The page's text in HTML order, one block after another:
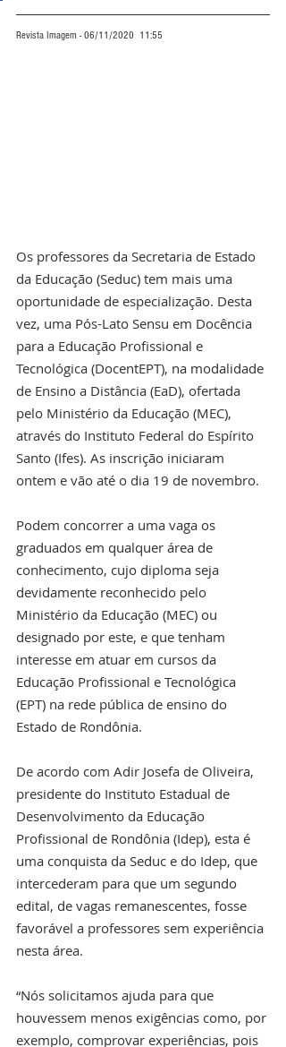
Revista Imagem - 06/11/2020  11:55
Os professores da Secretaria de Estado
da Educação (Seduc) tem mais uma
oportunidade de especialização. Desta
vez, uma Pós-Lato Sensu em Docência
para a Educação Profissional e
Tecnológica (DocentEPT), na modalidade
de Ensino a Distância (EaD), ofertada
pelo Ministério da Educação (MEC),
através do Instituto Federal do Espírito
Santo (Ifes). As inscrição iniciaram
ontem e vão até o dia 19 de novembro.
Podem concorrer a uma vaga os
graduados em qualquer área de
conhecimento, cujo diploma seja
devidamente reconhecido pelo
Ministério da Educação (MEC) ou
designado por este, e que tenham
interesse em atuar em cursos da
Educação Profissional e Tecnológica
(EPT) na rede pública de ensino do
Estado de Rondônia.
De acordo com Adir Josefa de Oliveira,
presidente do Instituto Estadual de
Desenvolvimento da Educação
Profissional de Rondônia (Idep), esta é
uma conquista da Seduc e do Idep, que
intercederam para que um segundo
edital, de vagas remanescentes, fosse
favorável a professores sem experiência
nesta área.
“Nós solicitamos ajuda para que
houvessem menos exigências como, por
exemplo, comprovar experiências, pois